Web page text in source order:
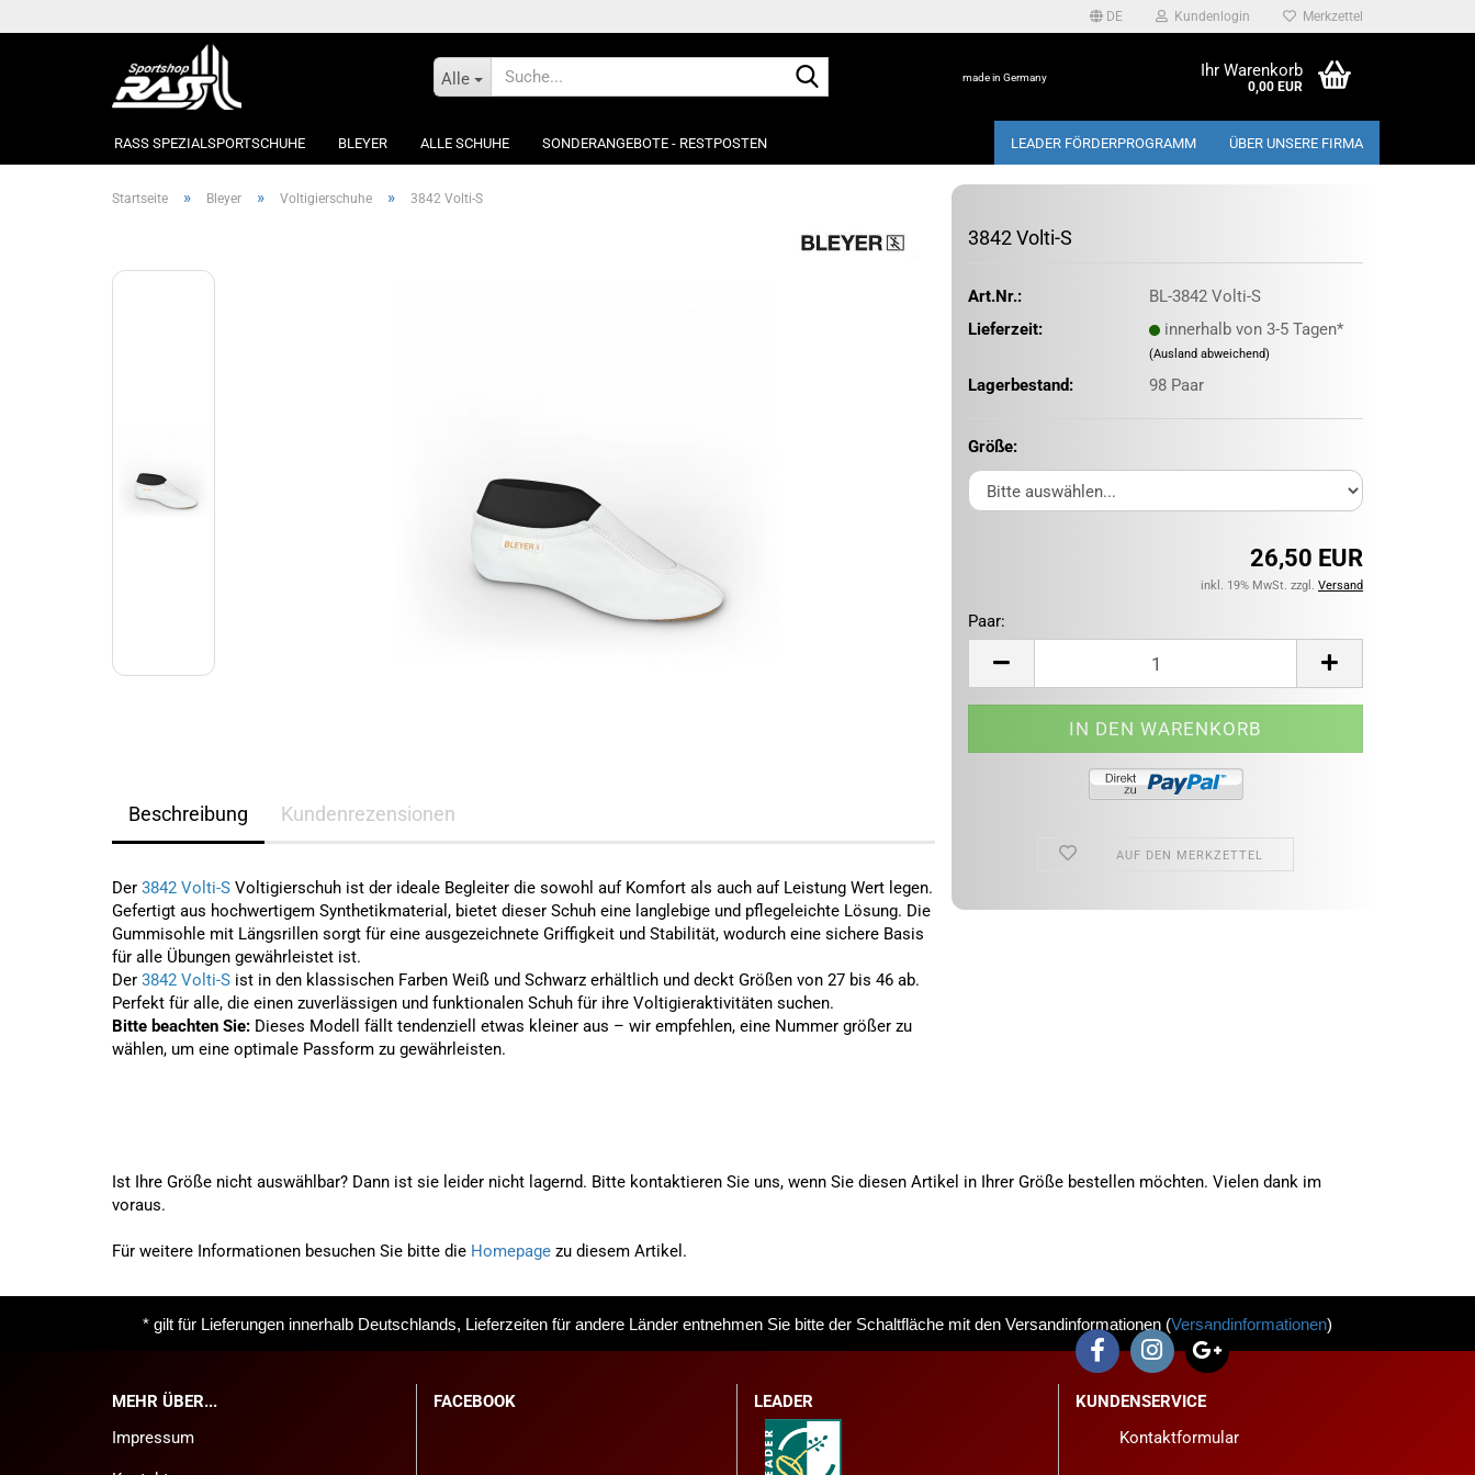
DE Kundenlogin Merkzettel
Alle made in Germany Ihr Warenkorb
0,00 EUR
RASS SPEZIALSPORTSCHUHE BLEYER ALLE SCHUHE SONDERANGEBOTE - RESTPOSTEN LEADER FÖRDERPROGRAMM ÜBER UNSERE FIRMA
Startseite » Bleyer » Voltigierschuhe » 3842 Volti-S
3842 Volti-S
Art.Nr.:
BL-3842 Volti-S
Lieferzeit:
innerhalb von 3-5 Tagen*
(Ausland abweichend)
Lagerbestand: 98 Paar
Größe:
26,50 EUR
inkl. 19% MwSt. zzgl. Versand
Paar:
Paar
AUF DEN MERKZETTEL
Beschreibung Kundenrezensionen
Der 3842 Volti-S Voltigierschuh ist der ideale Begleiter die sowohl auf Komfort als auch auf Leistung Wert legen.
Gefertigt aus hochwertigem Synthetikmaterial, bietet dieser Schuh eine langlebige und pflegeleichte Lösung. Die
Gummisohle mit Längsrillen sorgt für eine ausgezeichnete Griffigkeit und Stabilität, wodurch eine sichere Basis
für alle Übungen gewährleistet ist.
Der 3842 Volti-S ist in den klassischen Farben Weiß und Schwarz erhältlich und deckt Größen von 27 bis 46 ab.
Perfekt für alle, die einen zuverlässigen und funktionalen Schuh für ihre Voltigieraktivitäten suchen.
Bitte beachten Sie: Dieses Modell fällt tendenziell etwas kleiner aus – wir empfehlen, eine Nummer größer zu
wählen, um eine optimale Passform zu gewährleisten.
Ist Ihre Größe nicht auswählbar? Dann ist sie leider nicht lagernd. Bitte kontaktieren Sie uns, wenn Sie diesen Artikel in Ihrer Größe bestellen möchten. Vielen dank im
voraus.
Für weitere Informationen besuchen Sie bitte die Homepage zu diesem Artikel.
* gilt für Lieferungen innerhalb Deutschlands, Lieferzeiten für andere Länder entnehmen Sie bitte der Schaltfläche mit den Versandinformationen (Versandinformationen)
MEHR ÜBER...
Impressum
FACEBOOK LEADER
KUNDENSERVICE
Kontaktformular